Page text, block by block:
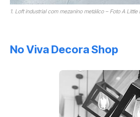
1. Loft industrial com mezanino metálico – Foto A Little
No Viva Decora Shop